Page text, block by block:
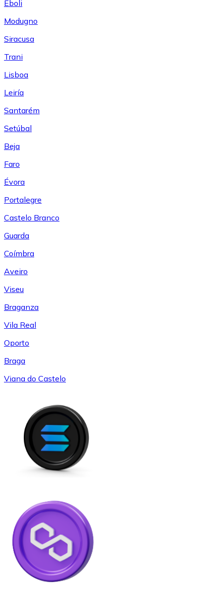
Eboli
Modugno
Siracusa
Trani
Lisboa
Leiría
Santarém
Setúbal
Beja
Faro
Évora
Portalegre
Castelo Branco
Guarda
Coímbra
Aveiro
Viseu
Braganza
Vila Real
Oporto
Braga
Viana do Castelo